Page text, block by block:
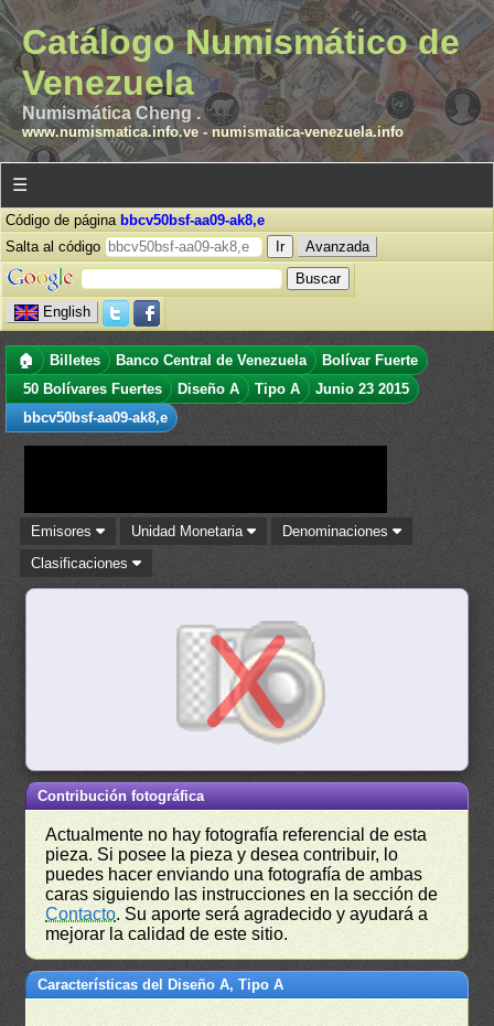
Catálogo Numismático de
Venezuela
Numismática Cheng .
www.numismatica.info.ve- numismatica-venezuela.info
☰
Código de página bbcv50bsf-aa09-ak8,e
Salta al código
Avanzada
English
🏠 Billetes Banco Central de Venezuela
Bolívar Fuerte
50 Bolívares Fuertes
Diseño A Tipo A
Junio 23 2015
bbcv50bsf-aa09-ak8,e
Emisores Unidad Monetaria
Denominaciones
Clasificaciones
Contribución fotográfica
Actualmente no hay fotografía referencial de esta
pieza. Si posee la pieza y desea contribuir, lo
puedes hacer enviando una fotografía de ambas
caras siguiendo las instrucciones en la sección de
Contacto. Su aporte será agradecido y ayudará a
mejorar la calidad de este sitio.
Características del Diseño A, Tipo A